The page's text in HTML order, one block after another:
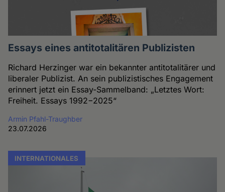
Essays eines antitotalitären Publizisten
Richard Herzinger war ein bekannter antitotalitärer und
liberaler Publizist. An sein publizistisches Engagement
erinnert jetzt ein Essay-Sammelband: „Letztes Wort:
Freiheit. Essays 1992−2025“
Armin Pfahl-Traughber
23.07.2026
INTERNATIONALES